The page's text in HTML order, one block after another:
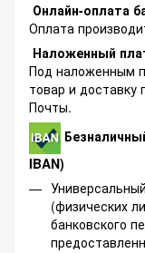
Онлайн-оплата
Оплата
Наложенный
Под наложенным
товар и доставку
Почты.
IBAN)
(физических
банковского